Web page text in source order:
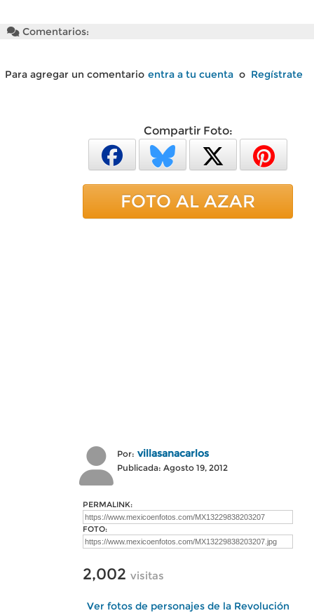
Comentarios:
Para agregar un comentario entra a tu cuenta o Regístrate
Compartir Foto:
FOTO AL AZAR
Por: villasanacarlos
Publicada: Agosto 19, 2012
PERMALINK:
FOTO:
2,002 visitas
Ver fotos de personajes de la Revolución